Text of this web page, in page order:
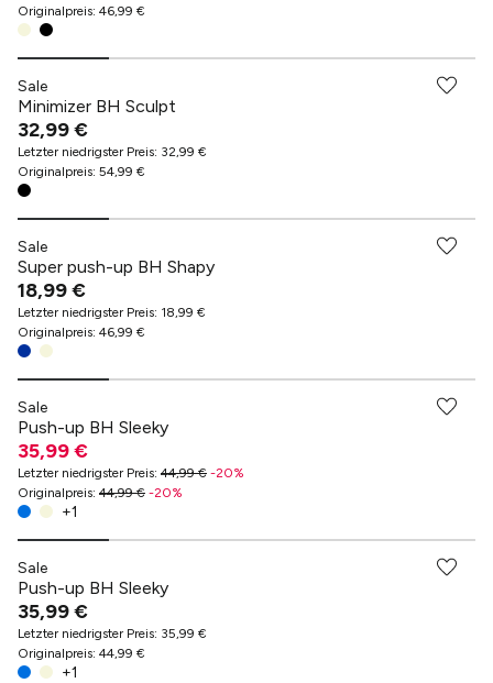
Originalpreis: 46,99 €
Sale
Minimizer BH Sculpt
32,99 €
Letzter niedrigster Preis: 32,99 €
Originalpreis: 54,99 €
Sale
Super push-up BH Shapy
18,99 €
Letzter niedrigster Preis: 18,99 €
Originalpreis: 46,99 €
Sale
Push-up BH Sleeky
35,99 €
Letzter niedrigster Preis: 44,99 € -20%
Originalpreis: 44,99 € -20%
+1
Sale
Push-up BH Sleeky
35,99 €
Letzter niedrigster Preis: 35,99 €
Originalpreis: 44,99 €
+1